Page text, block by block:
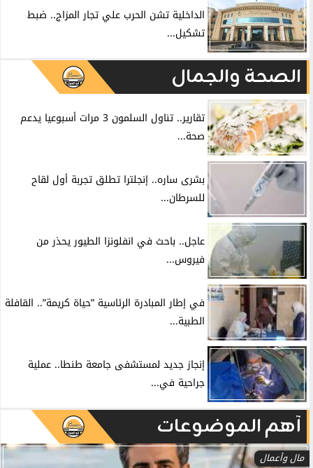
الداخلية تشن الحرب علي تجار المزاج.. ضبط
تشكيل...
الصحة والجمال
تقارير.. تناول السلمون 3 مرات أسبوعيا يدعم
صحة...
بشرى ساره.. إنجلترا تطلق تجربة أول لقاح
للسرطان...
عاجل.. باحث في انفلونزا الطيور يحذر من
فيروس...
في إطار المبادرة الرئاسية ”حياة كريمة”.. القافلة
الطبية...
إنجاز جديد لمستشفى جامعة طنطا.. عملية
جراحية في...
آهم الموضوعات
مال وأعمال